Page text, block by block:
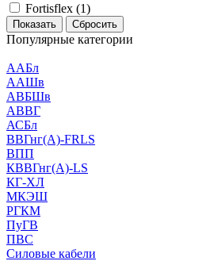
Fortisflex (1)
Сбросить
Популярные категории
ААБл
ААШв
АВБШв
АВВГ
АСБл
ВВГнг(А)-FRLS
ВПП
КВВГнг(А)-LS
КГ-ХЛ
МКЭШ
РГКМ
ПуГВ
ПВС
Силовые кабели